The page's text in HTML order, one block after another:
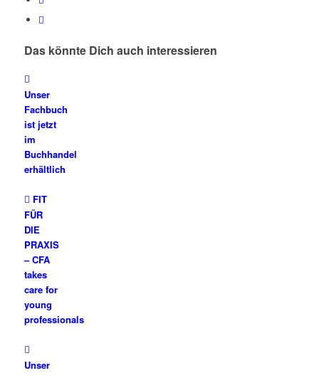
Das könnte Dich auch interessieren
Unser
Fachbuch
ist jetzt
im
Buchhandel
erhältlich
FIT
FÜR
DIE
PRAXIS
– CFA
takes
care for
young
professionals
Unser